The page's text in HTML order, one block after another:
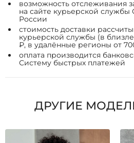
возможность отслеживания
на сайте курьерской
России
стоимость доставки
курьерской службы (в
₽, в удалённые регионы от
оплата производится
Систему быстрых платежей
ДРУГИЕ